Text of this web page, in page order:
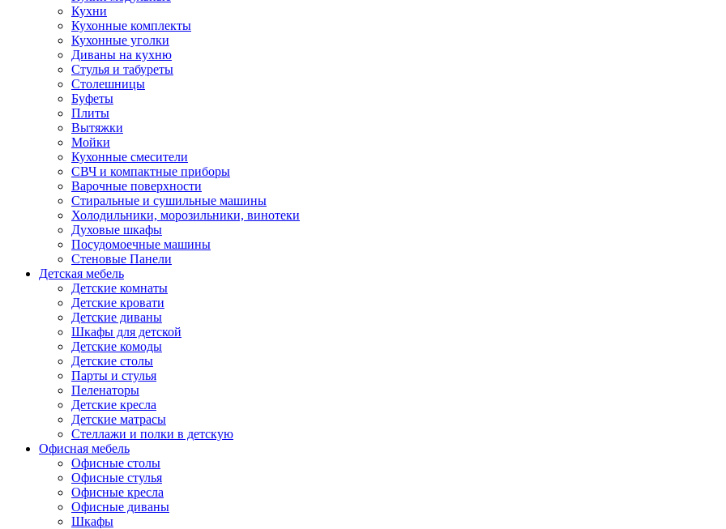
Кухни
Кухонные комплекты
Кухонные уголки
Диваны на кухню
Стулья и табуреты
Столешницы
Буфеты
Плиты
Вытяжки
Мойки
Кухонные смесители
СВЧ и компактные приборы
Варочные поверхности
Стиральные и сушильные машины
Холодильники, морозильники, винотеки
Духовые шкафы
Посудомоечные машины
Стеновые Панели
Детская мебель
Детские комнаты
Детские кровати
Детские диваны
Шкафы для детской
Детские комоды
Детские столы
Парты и стулья
Пеленаторы
Детские кресла
Детские матрасы
Стеллажи и полки в детскую
Офисная мебель
Офисные столы
Офисные стулья
Офисные кресла
Офисные диваны
Шкафы